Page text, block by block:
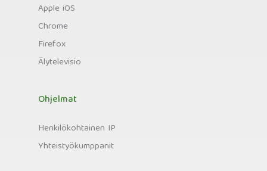
Apple iOS
Chrome
Firefox
Älytelevisio
Ohjelmat
Henkilökohtainen IP
Yhteistyökumppanit